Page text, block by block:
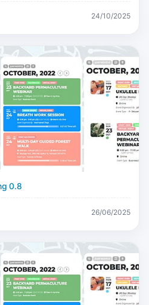
24/10/2025
0.8
26/06/2025